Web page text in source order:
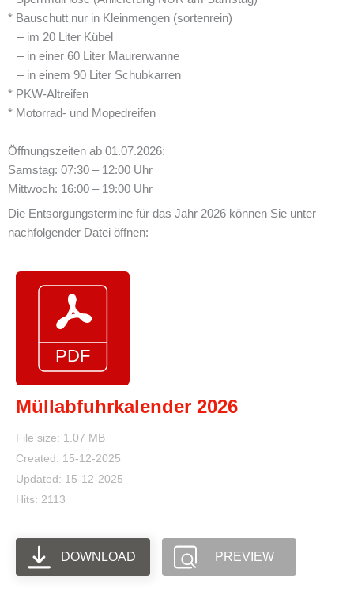
* Bauschutt nur in Kleinmengen (sortenrein)
– im 20 Liter Kübel
– in einer 60 Liter Maurerwanne
– in einem 90 Liter Schubkarren
* PKW-Altreifen
* Motorrad- und Mopedreifen
Öffnungszeiten ab 01.07.2026:
Samstag: 07:30 – 12:00 Uhr
Mittwoch: 16:00 – 19:00 Uhr
Die Entsorgungstermine für das Jahr 2026 können Sie unter
nachfolgender Datei öffnen:
Müllabfuhrkalender 2026
File size: 1.07 MB
Created: 15-12-2025
Updated: 15-12-2025
Hits: 2113
DOWNLOAD PREVIEW